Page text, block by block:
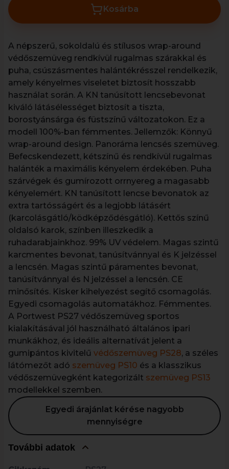
Kosárba
A népszerű, sokoldalú és stílusos wrap-around
védőszemüveg rendkívül rugalmas szárakkal és
puha, csúszásmentes halántékrésszel rendelkezik,
amely kényelmes viseletet biztosít hosszabb
használat során. A KN tanúsított lencsebevonat
kiváló látásélességet biztosít a tiszta,
borostyánsárga és füstszínű változatokon. Ez a
modell 100%-ban fémmentes. Jellemzők: Könnyű
wrap-around design. Panoráma lencsés szemüveg.
Befecskendezett, kétszínű és rendkívül rugalmas
halánték a maximális kényelem érdekében. Puha
szárvégek és gumírozott orrnyereg a magasabb
kényelemért. KN tanúsított lencse bevonatok az
extra tartósságért és a legjobb látásért
(karcolásgátló/ködképződésgátló). Kettős színű
oldalsó karok, színben illeszkedik a
ruhadarabjainkhoz. 99% UV védelem. Magas szintű
karcmentes bevonat, tanúsítvánnyal és K jelzéssel
a lencsén. Magas szintű páramentes bevonat,
tanúsítvánnyal és N jelzéssel a lencsén. CE
minősítés. Kisker kihelyezést segítő csomagolás.
Egyedi csomagolás automatákhoz. Fémmentes.
A Portwest PS27 védőszemüveg sportos
kialakításával jól használható általános ipari
munkákhoz, és ideális alternatívát jelent a
gumipántos kivitelű védőszemüveg PS28, a széles
látómezőt adó szemüveg PS10 és a klasszikus
védőszemüvegként kategorizált szemüveg PS13
modellekkel szemben.
Egyedi árajánlat kérése nagyobb
mennyiségre
További adatok